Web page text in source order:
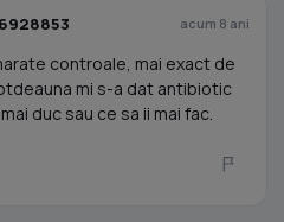
acum 8 ani
controale, mai exact de
mi s-a dat antibiotic
duc sau ce sa ii mai fac.